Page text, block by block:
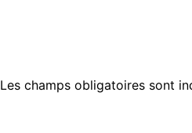
Les champs obligatoires sont